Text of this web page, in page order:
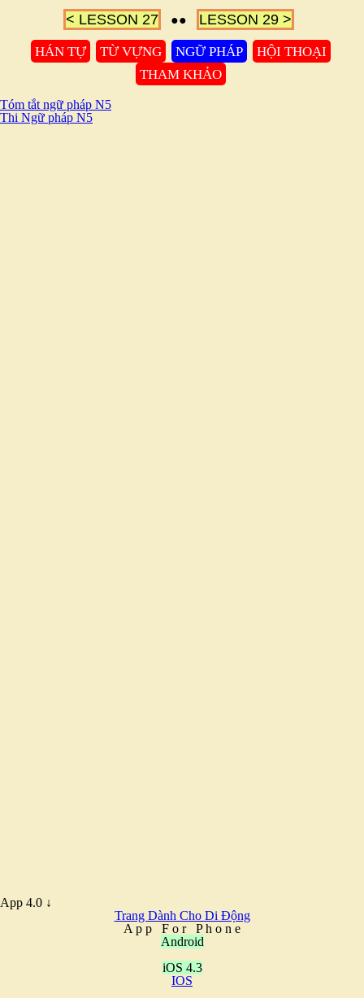
< LESSON 27 ●● LESSON 29 >
HÁN TỰ TỪ VỰNG NGỮ PHÁP
HỘI THOẠI
THAM KHẢO
Tóm tắt ngữ pháp N5
Thi Ngữ pháp N5
App 4.0 ↓
Trang Dành Cho Di Động
A p p F o r P h o n e
Android
iOS 4.3
IOS